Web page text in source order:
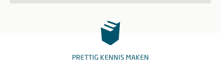
PRETTIG KENNIS MAKEN